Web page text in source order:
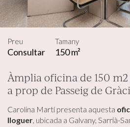
Preu
Consultar
Tamany
150 m²
Àmplia oficina de 150
a prop de Passeig de
Carolina Martí presenta aquesta
lloguer , ubicada a Galvany, Sarrià-
Modificar cookies
Tècniques i funcionals